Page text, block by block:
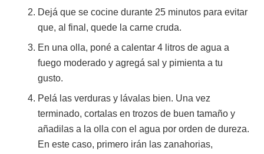
Dejá que se cocine durante 25 minutos para evitar
que, al final, quede la carne cruda.
En una olla, poné a calentar 4 litros de agua a
fuego moderado y agregá sal y pimienta a tu
gusto.
Pelá las verduras y lávalas bien. Una vez
terminado, cortalas en trozos de buen tamaño y
añadilas a la olla con el agua por orden de dureza.
En este caso, primero irán las zanahorias,